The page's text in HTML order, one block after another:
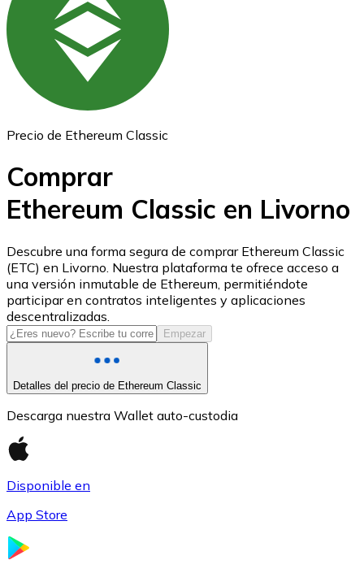
Ethereum
ETH
USD Coin
USDC
Litecoin
LTC
Precio de Ethereum Classic
Comprar
Ethereum Classic en Livorno
Descubre una forma segura de comprar Ethereum Classic
(ETC) en Livorno. Nuestra plataforma te ofrece acceso a
una versión inmutable de Ethereum, permitiéndote
participar en contratos inteligentes y aplicaciones
descentralizadas.
Empezar
Detalles del precio de Ethereum Classic
Descarga nuestra Wallet auto-custodia
Disponible en
App Store